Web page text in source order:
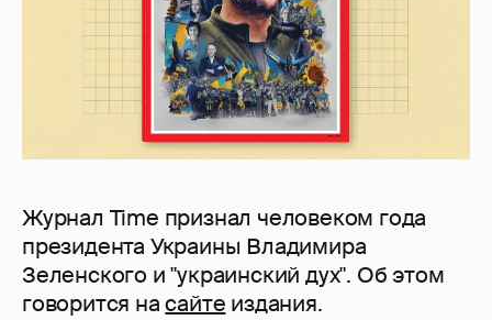
Журнал Time признал человеком года
президента Украины Владимира
Зеленского и "украинский дух". Об этом
говорится насайте издания.